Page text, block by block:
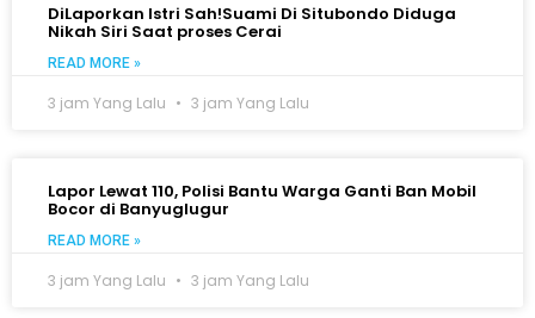
DiLaporkan Istri Sah!Suami Di Situbondo Diduga
Nikah Siri Saat proses Cerai
READ MORE »
3 jam Yang Lalu 3 jam Yang Lalu
Lapor Lewat 110, Polisi Bantu Warga Ganti Ban Mobil
Bocor di Banyuglugur
READ MORE »
3 jam Yang Lalu 3 jam Yang Lalu